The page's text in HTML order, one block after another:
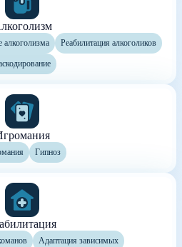
алкоголизма Реабилитация алкоголиков
Гипноз
Адаптация зависимых